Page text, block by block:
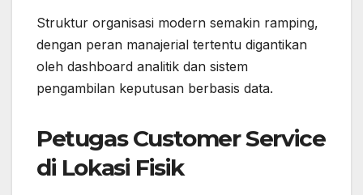
Struktur organisasi modern semakin ramping,
dengan peran manajerial tertentu digantikan
oleh dashboard analitik dan sistem
pengambilan keputusan berbasis data.
Petugas Customer Service
di Lokasi Fisik